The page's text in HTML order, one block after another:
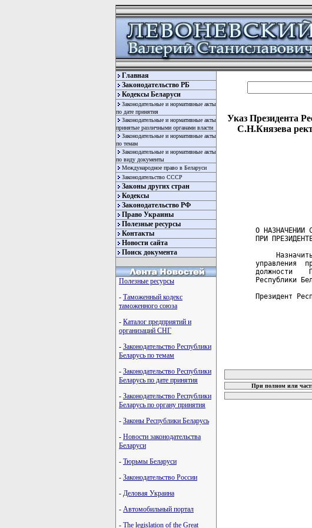
Главная
Законодательство РБ
Кодексы Беларуси
Законодательные и нормативные акты
по дате принятия
Законодательные и нормативные акты
принятые различными органами власти
Законодательные и нормативные акты
по темам
Законодательные и нормативные акты
по виду документы
Международное право в Беларуси
Законодательство СССР
Законы других стран
Кодексы
Законодательство РФ
Право Украины
Полезные ресурсы
Контакты
Новости сайта
Поиск документа
Полезные ресурсы
- Таможенный кодекс
таможенного союза
- Каталог предприятий и
организаций СНГ
- Законодательство Республики
Беларусь по темам
- Законодательство Республики
Беларусь по дате принятия
- Законодательство Республики
Беларусь по органу принятия
- Законы Республики Беларусь
- Новости законодательства
Беларуси
- Тюрьмы Беларуси
- Законодательство России
- Деловая Украина
- Автомобильный портал
- The legislation of the Great
Указ Президента
С.Н.Князева
О НАЗНАЧЕНИИ
ПРИ
управления
должности
Республики
Президент
При полном или